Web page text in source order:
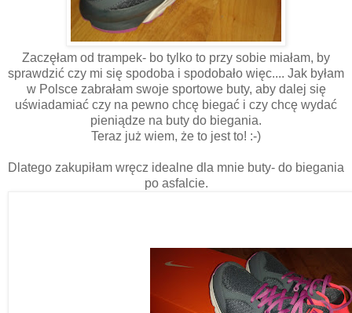
Zaczęłam od trampek- bo tylko to przy sobie miałam, by
sprawdzić czy mi się spodoba i spodobało więc.... Jak byłam
w Polsce zabrałam swoje sportowe buty, aby dalej się
uświadamiać czy na pewno chcę biegać i czy chcę wydać
pieniądze na buty do biegania.
Teraz już wiem, że to jest to! :-)
Dlatego zakupiłam wręcz idealne dla mnie buty- do biegania
po asfalcie.